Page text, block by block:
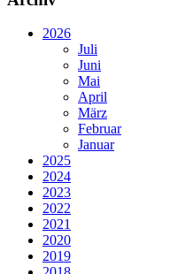
2026
Juli
Juni
Mai
April
März
Februar
Januar
2025
2024
2023
2022
2021
2020
2019